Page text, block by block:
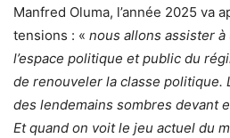
Manfred Oluma, l’année 2025 va
tensions : « nous allons assister
l’espace politique et public du
de renouveler la classe politique.
des lendemains sombres devant
Et quand on voit le jeu actuel du